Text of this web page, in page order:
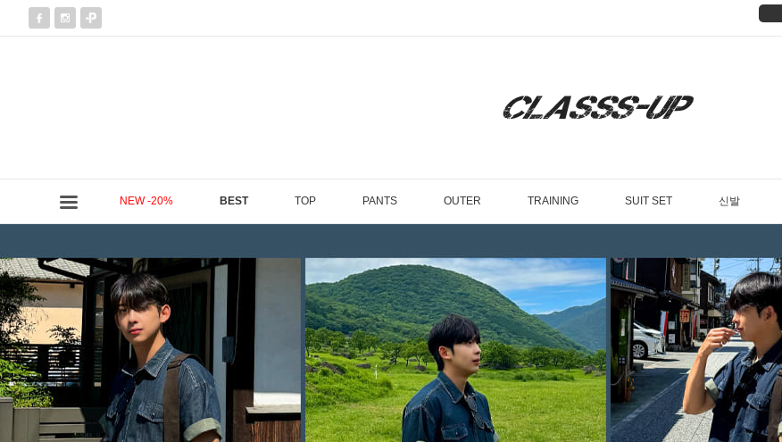
NEW -20% BEST TOP PANTS OUTER TRAINING SUIT SET 신발